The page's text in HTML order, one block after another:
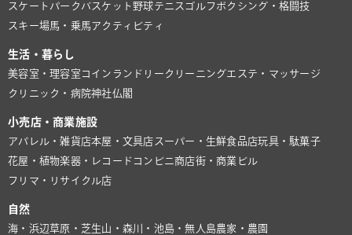
スケートパーク バスケット 野球テニス ゴルフ ボクシング・格闘技
スキー場馬・乗馬アクティビティ
生活・暮らし
美容室・理容室 コインランドリー クリーニングエステ・マッサージ
クリニック・病院神社仏閣
小売店・商業施設
アパレル・雑貨店本屋・文具店 スーパー・生鮮食品店玩具・駄菓子
花屋・植物楽器・レコード コンビニ商店街・商業ビル
フリマ・リサイクル店
自然
海・浜辺 草原・芝生山・森川・池島・無人島農家・農園